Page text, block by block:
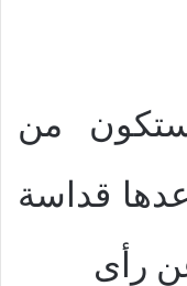
من
قداسة
رأى